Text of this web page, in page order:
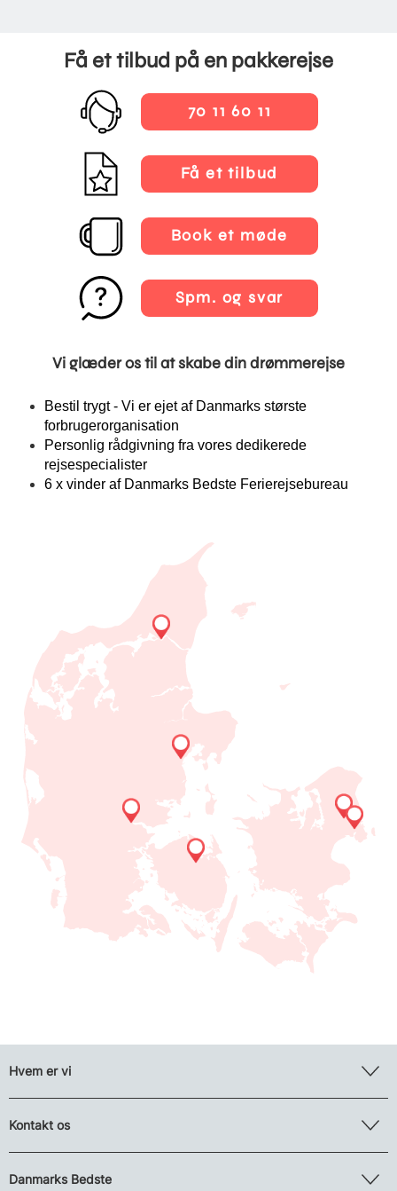
Få et tilbud på en pakkerejse
70 11 60 11
Få et tilbud
Book et møde
Spm. og svar
Vi glæder os til at skabe din drømmerejse
Bestil trygt - Vi er ejet af Danmarks største
forbrugerorganisation
Personlig rådgivning fra vores dedikerede
rejsespecialister
6 x vinder af Danmarks Bedste Ferierejsebureau
Hvem er vi
Kontakt os
Danmarks Bedste